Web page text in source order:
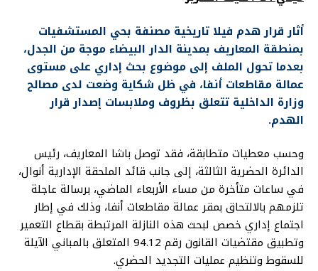
أثار قرار هدم فيلا تاريخية مصنفة بحي المستشفيات
بمنطقة المعاريف بمدينة الدار البيضاء موجة من الجدل،
بعدما تحول الملف إلى موضوع بحث إداري على مستوى
عمالة مقاطعات أنفا، في ظل شكاية وضعت لدى مصالح
وزارة الداخلية تتعلق بظروف وملابسات إصدار قرار
الهدم.
وحسب معطيات متطابقة، فقد توصل باشا المعاريف، رئيس
الدائرة الحضرية الثالثة، إلى جانب قائد الملحقة الإدارية أنوال،
في ساعات متأخرة من مساء الأربعاء الماضي، برسالة عاجلة
تلزمهم بالالتحاق بمقر عمالة مقاطعات أنفا، وذلك في إطار
اجتماع إداري خصص لبحث هذه النازلة المرتبطة بقطاع التعمير
وتطبيق مقتضيات القانون رقم 94.12 المتعلق بالمباني الآيلة
للسقوط وتنظيم عمليات التجديد الحضري.